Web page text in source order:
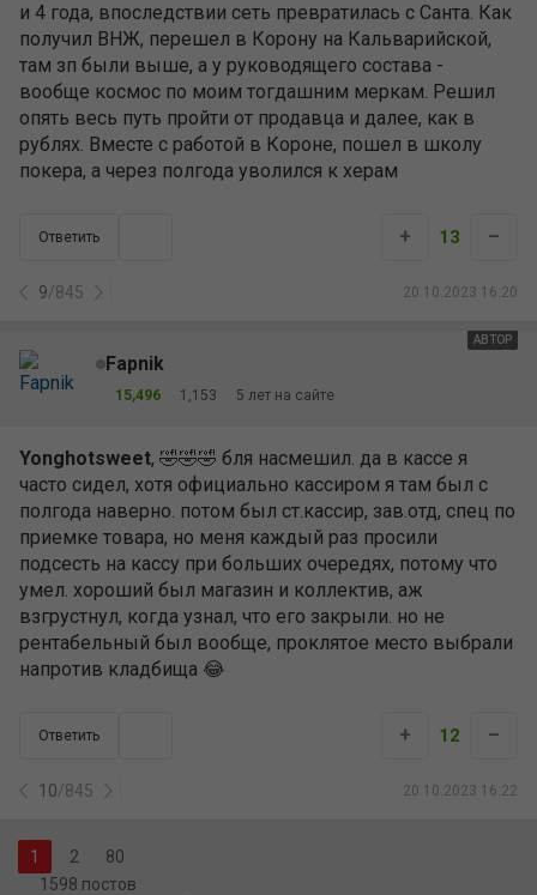
и 4 года, впоследствии сеть превратилась с Санта. Как
получил ВНЖ, перешел в Корону на Кальварийской,
там зп были выше, а у руководящего состава -
вообще космос по моим тогдашним меркам. Решил
опять весь путь пройти от продавца и далее, как в
рублях. Вместе с работой в Короне, пошел в школу
покера, а через полгода уволился к херам
Ответить
9/845 20.10.2023 16:20
+ 13 –
АВТОР
Fapnik
15,496 1,153 5 лет на сайте
Yonghotsweet, 🤣🤣🤣 бля насмешил. да в кассе я
часто сидел, хотя официально кассиром я там был с
полгода наверно. потом был ст.кассир, зав.отд, спец по
приемке товара, но меня каждый раз просили
подсесть на кассу при больших очередях, потому что
умел. хороший был магазин и коллектив, аж
взгрустнул, когда узнал, что его закрыли. но не
рентабельный был вообще, проклятое место выбрали
напротив кладбища 😂
Ответить
10/845 20.10.2023 16:22
+ 12 –
2
80
1598 постов